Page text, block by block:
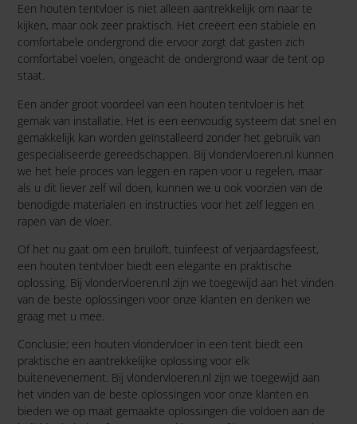
Een houten tentvloer is niet alleen aantrekkelijk om naar te
kijken, maar ook zeer praktisch. Het creëert een stabiele en
comfortabele ondergrond die ervoor zorgt dat gasten zich
comfortabel voelen, ongeacht de ondergrond waar de tent op
staat.
Een ander groot voordeel van een houten tentvloer is het
gemak van installatie. Het is een eenvoudig systeem dat snel en
gemakkelijk kan worden geïnstalleerd zonder het gebruik van
gespecialiseerde gereedschappen. Bij vlondervloeren.nl kunnen
we het hele proces van leggen en rapen voor u regelen, maar
als u dit liever zelf wil doen, kunnen we u ook voorzien van de
benodigde materialen en instructies voor het zelf leggen en
rapen van de vloer.
Of het nu gaat om een bruiloft, tuinfeest of verjaardagsfeest,
een houten tentvloer biedt een elegante en praktische
oplossing. Bij vlondervloeren.nl zijn we toegewijd aan het vinden
van de beste oplossingen voor onze klanten en denken we
graag met u mee.
Conclusie; een houten vlondervloer in een tent biedt een
praktische en aantrekkelijke oplossing voor elk
buitenevenement. Bij vlondervloeren.nl zijn we toegewijd aan
het vinden van de beste oplossingen voor onze klanten en
bieden we op maat gemaakte oplossingen die voldoen aan de